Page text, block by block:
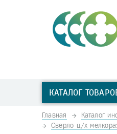
КАТАЛОГ
Главная Каталог
Сверло ц/х